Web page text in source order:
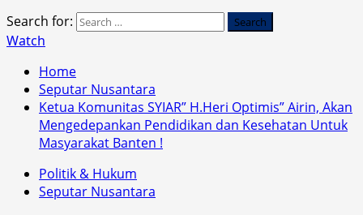
Search for:
Watch
Home
Seputar Nusantara
Ketua Komunitas SYIAR” H.Heri Optimis” Airin, Akan
Mengedepankan Pendidikan dan Kesehatan Untuk
Masyarakat Banten !
Politik & Hukum
Seputar Nusantara